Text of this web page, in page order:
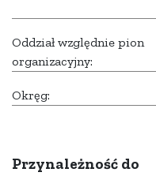
Oddział względnie pion
organizacyjny:
Okręg:
Przynależność do